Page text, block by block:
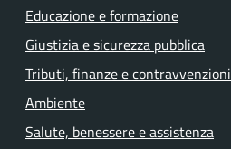
Educazione e formazione
Giustizia e sicurezza pubblica
Tributi, finanze e contravvenzioni
Ambiente
Salute, benessere e assistenza